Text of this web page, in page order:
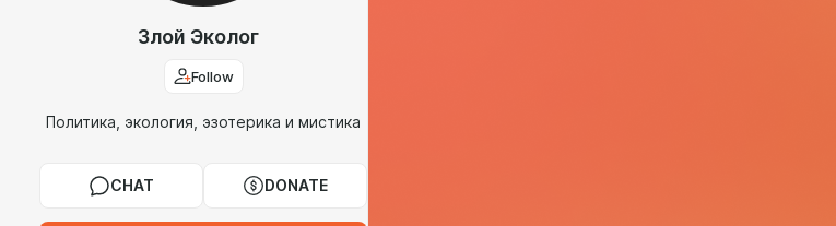
Злой Эколог
Follow
Политика, экология, эзотерика и мистика
CHAT DONATE